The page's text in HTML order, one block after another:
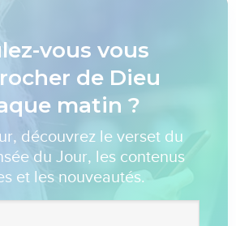
vous vous
de Dieu
matin ?
découvrez le verset du
du Jour, les contenus
et les nouveautés.